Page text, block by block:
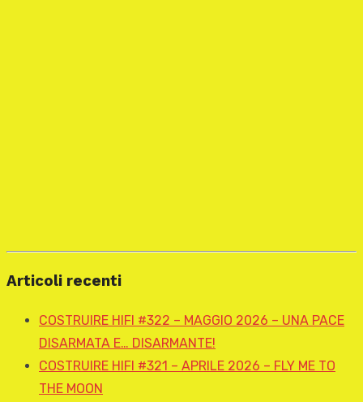
Articoli recenti
COSTRUIRE HIFI #322 – MAGGIO 2026 – UNA PACE
DISARMATA E… DISARMANTE!
COSTRUIRE HIFI #321 – APRILE 2026 – FLY ME TO
THE MOON